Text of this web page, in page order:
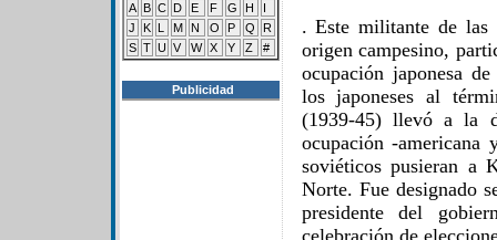
A B C D E F G H
I
J
K L M N O P Q
R
S T U V W X Y Z #
Publicidad
. Este militante de las
origen campesino,
ocupación japonesa
los japoneses al
(1939-45) llevó a la
ocupación -
soviéticos pusieran a
Norte. Fue designado
presidente del
celebración de